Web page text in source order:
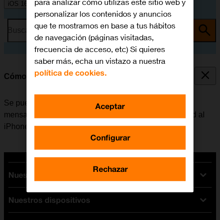
iOS 16.0
Busca por problema o tema
Cómo transferir contenido de un móvil Android
Se puede transferir contenido, por ejemplo, contactos,
mensajes, archivos de música, etc. de un móvil Android al
iPhone.
Nuestras tarifas
Tarifas Orange
Tarifas fibra y móvil
Nuestros dispositivos
personalizar los contenidos y anuncios
que te mostramos en base a tus hábitos
de navegación (páginas visitadas,
frecuencia de acceso, etc) Si quieres
saber más, echa un vistazo a nuestra
política de cookies.
Configurar
Rechazar
Aceptar